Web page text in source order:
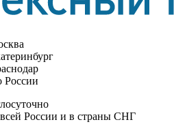
России
России и в страны СНГ